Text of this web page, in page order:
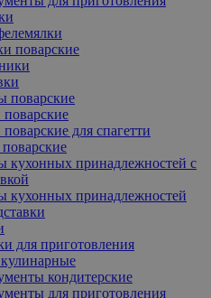
поварские
для спагетти
кухонных принадлежностей с
кухонных принадлежностей
для приготовления
кондитерские
для приготовления